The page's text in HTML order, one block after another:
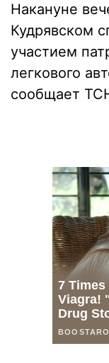
Накануне
Кудрявском
участием
легкового
сообщает